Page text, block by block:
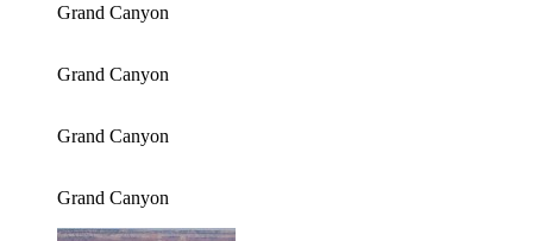
Grand Canyon
Grand Canyon
Grand Canyon
Grand Canyon